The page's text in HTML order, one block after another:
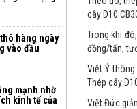
hàng ngày
vào đầu
mạnh nhờ
kinh tế của
cây D10
Trong khi
đồng/tấn,
Việt Ý
Thép cây
Việt Đức